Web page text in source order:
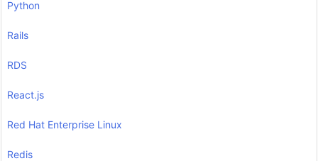
Python
Rails
RDS
React.js
Red Hat Enterprise Linux
Redis